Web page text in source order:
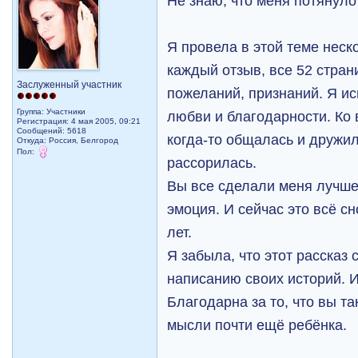
Заслуженный участник
Группа: Участники
Регистрация: 4 мая 2005, 09:21
Сообщений: 5618
Откуда: Россия, Белгород
Пол:
Я провела в этой теме
каждый отзыв, все 52
пожеланий, признаний. Я
любви и благодарности. Ко
когда-то общалась и
рассорилась.
Вы все сделали меня
эмоция. И сейчас это всё
лет.
Я забыла, что этот рассказ
написанию своих историй.
Благодарна за то, что вы
мысли почти ещё ребёнка.